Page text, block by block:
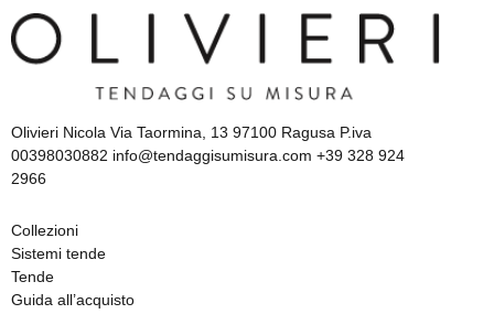
Olivieri Nicola Via Taormina, 13 97100 Ragusa P.iva
00398030882 info@tendaggisumisura.com +39 328 924
2966
Collezioni
Sistemi tende
Tende
Guida all’acquisto